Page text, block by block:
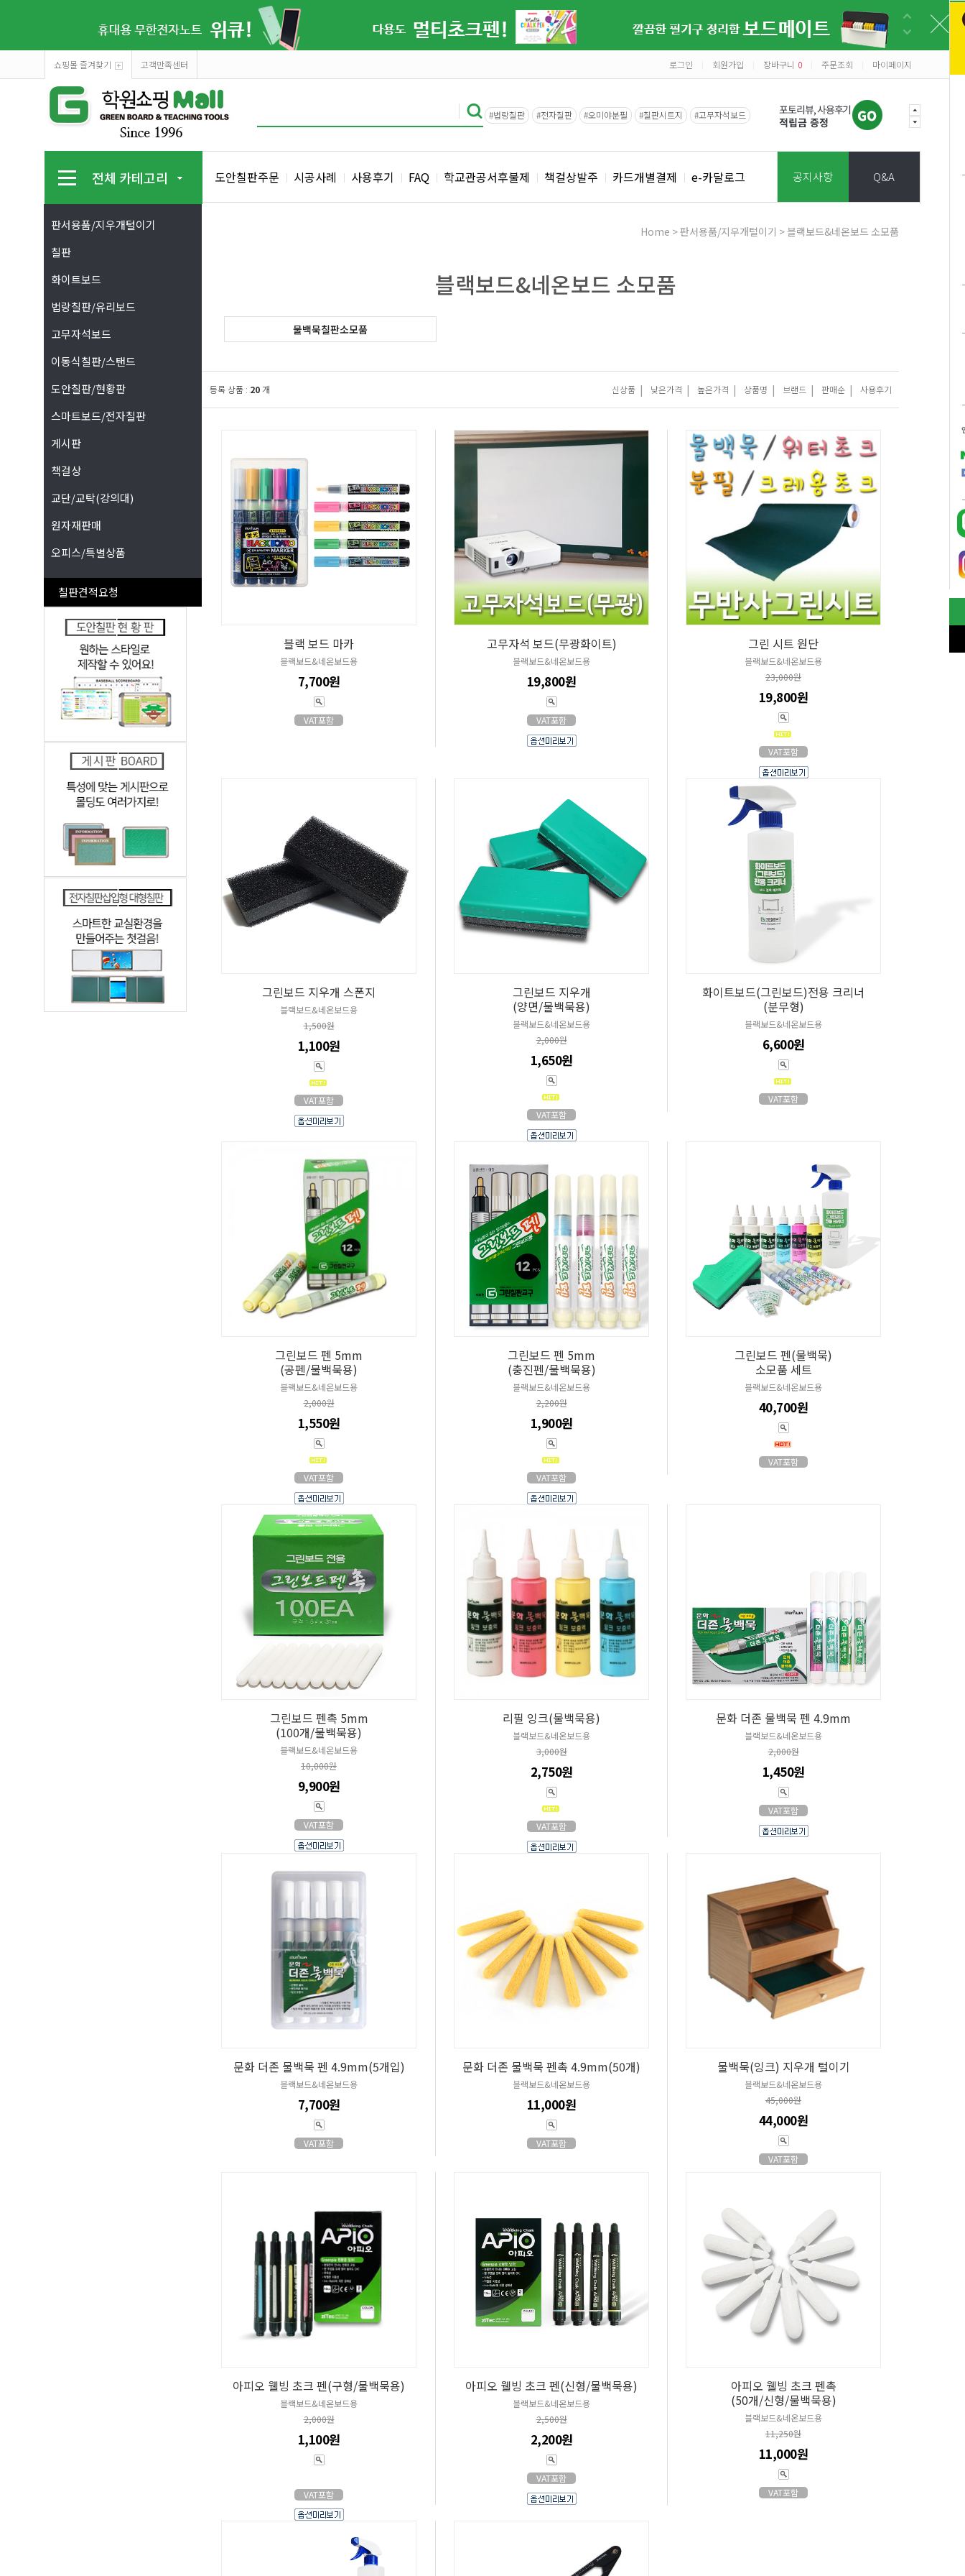
쇼핑몰 즐겨찾기 고객만족센터 로그인 회원가입 장바구니 0 주문조회 마이페이지
#법랑칠판 #전자칠판 #오미야분필 #칠판시트지 #고무자석보드
전체 카테고리 도안칠판주문 시공사례 사용후기 FAQ 학교관공서후불제 책걸상발주 카드개별결제 e-카달로그 공지사항 Q&A
판서용품/지우개털이기
칠판
화이트보드
법랑칠판/유리보드
고무자석보드
이동식칠판/스탠드
도안칠판/현황판
스마트보드/전자칠판
게시판
책걸상
교단/교탁(강의대)
원자재판매
오피스/특별상품
칠판견적요청
Home >판서용품/지우개털이기 >블랙보드&네온보드 소모품
블랙보드&네온보드 소모품
물백묵칠판소모품
등록 상품 : 20 개 신상품 | 낮은가격 | 높은가격 | 상품명 | 브랜드 | 판매순 | 사용후기
블랙 보드 마카
블랙보드&네온보드용
7,700원
VAT포함
고무자석 보드(무광화이트)
블랙보드&네온보드용
19,800원
VAT포함
그린 시트 원단
블랙보드&네온보드용
23,000원
19,800원
VAT포함
그린보드 지우개 스폰지
블랙보드&네온보드용
1,500원
1,100원
VAT포함
그린보드 지우개
(양면/물백묵용)
블랙보드&네온보드용
2,000원
1,650원
VAT포함
화이트보드(그린보드)전용 크리너
(분무형)
블랙보드&네온보드용
6,600원
VAT포함
그린보드 펜 5mm
(공펜/물백묵용)
블랙보드&네온보드용
2,000원
1,550원
VAT포함
그린보드 펜 5mm
(충진펜/물백묵용)
블랙보드&네온보드용
2,200원
1,900원
VAT포함
그린보드 펜(물백묵)
소모품 세트
블랙보드&네온보드용
40,700원
VAT포함
그린보드 펜촉 5mm
(100개/물백묵용)
블랙보드&네온보드용
10,000원
9,900원
VAT포함
리필 잉크(물백묵용)
블랙보드&네온보드용
3,000원
2,750원
VAT포함
문화 더존 물백묵 펜 4.9mm
블랙보드&네온보드용
2,000원
1,450원
VAT포함
문화 더존 물백묵 펜 4.9mm(5개입)
블랙보드&네온보드용
7,700원
VAT포함
문화 더존 물백묵 펜촉 4.9mm(50개)
블랙보드&네온보드용
11,000원
VAT포함
물백묵(잉크) 지우개 털이기
블랙보드&네온보드용
45,000원
44,000원
VAT포함
아피오 웰빙 초크 펜(구형/물백묵용)
블랙보드&네온보드용
2,000원
1,100원
VAT포함
아피오 웰빙 초크 펜(신형/물백묵용)
블랙보드&네온보드용
2,500원
2,200원
VAT포함
아피오 웰빙 초크 펜촉
(50개/신형/물백묵용)
블랙보드&네온보드용
11,250원
11,000원
VAT포함